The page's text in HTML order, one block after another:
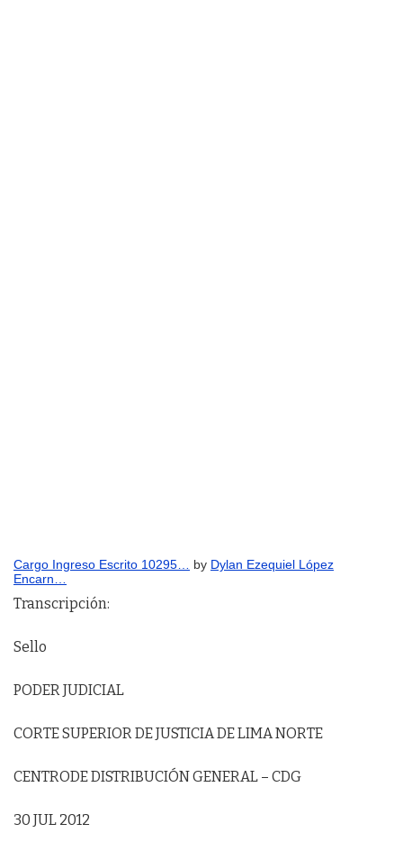
Cargo Ingreso Escrito 10295… by Dylan Ezequiel López
Encarn…
Transcripción:
Sello
PODER JUDICIAL
CORTE SUPERIOR DE JUSTICIA DE LIMA NORTE
CENTRODE DISTRIBUCIÓN GENERAL – CDG
30 JUL 2012